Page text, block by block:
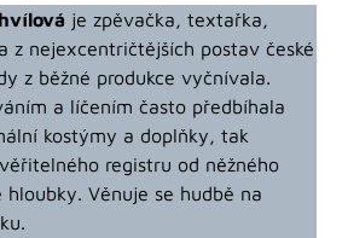
je zpěvačka, textařka,
z nejexcentričtějších postav české
z běžné produkce vyčnívala.
a líčením často předbíhala
kostýmy a doplňky, tak
registru od něžného
hloubky. Věnuje se hudbě na